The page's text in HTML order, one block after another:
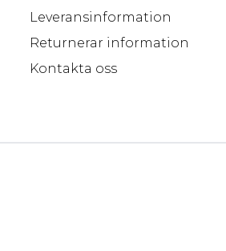
Leveransinformation
Returnerar information
Kontakta oss